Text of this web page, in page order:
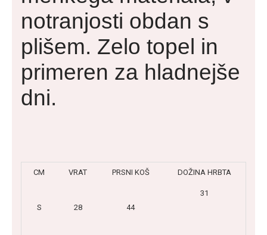
notranjosti obdan s
plišem. Zelo topel in
primeren za hladnejše
dni.
CM VRAT PRSNI KOŠ DOŽINA HRBTA
S 28 44
31